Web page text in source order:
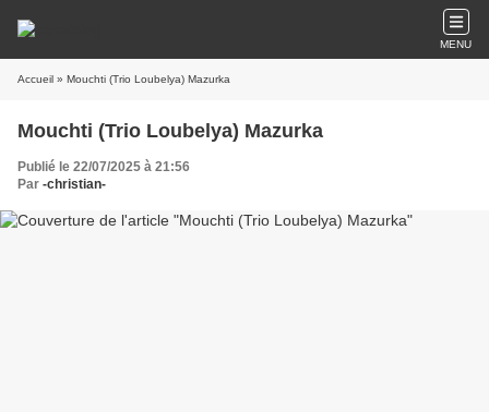
MENU
Accueil » Mouchti (Trio Loubelya) Mazurka
Mouchti (Trio Loubelya) Mazurka
Publié le 22/07/2025 à 21:56
Par -christian-